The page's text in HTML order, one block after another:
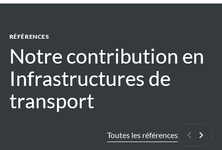
RÉFÉRENCES
Notre contribution en
Infrastructures de
transport
Notre contribution en
Infrastructures de
transport
Toutes les références